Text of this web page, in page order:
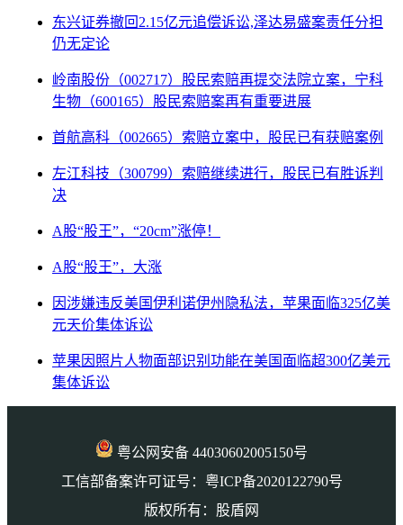
东兴证券撤回2.15亿元追偿诉讼,泽达易盛案责任分担
仍无定论
岭南股份（002717）股民索赔再提交法院立案，宁科
生物（600165）股民索赔案再有重要进展
首航高科（002665）索赔立案中，股民已有获赔案例
左江科技（300799）索赔继续进行，股民已有胜诉判
决
A股“股王”，“20cm”涨停！
A股“股王”，大涨
因涉嫌违反美国伊利诺伊州隐私法，苹果面临325亿美
元天价集体诉讼
苹果因照片人物面部识别功能在美国面临超300亿美元
集体诉讼
粤公网安备 44030602005150号
工信部备案许可证号：粤ICP备2020122790号
版权所有：股盾网